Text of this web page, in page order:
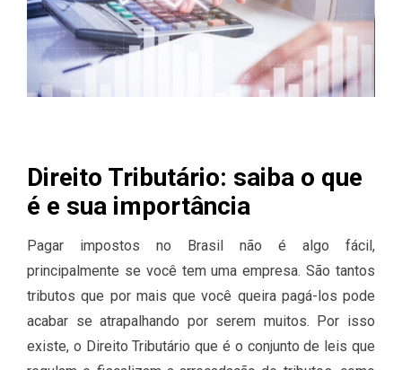
Direito Tributário: saiba o que
é e sua importância
Pagar impostos no Brasil não é algo fácil,
principalmente se você tem uma empresa. São tantos
tributos que por mais que você queira pagá-los pode
acabar se atrapalhando por serem muitos. Por isso
existe, o Direito Tributário que é o conjunto de leis que